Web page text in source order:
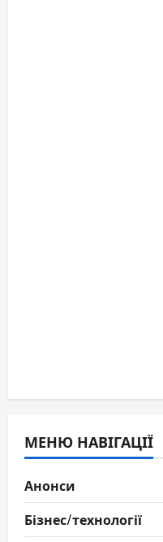
МЕНЮ НАВІГАЦІЇ
Анонси
Бізнес/технології